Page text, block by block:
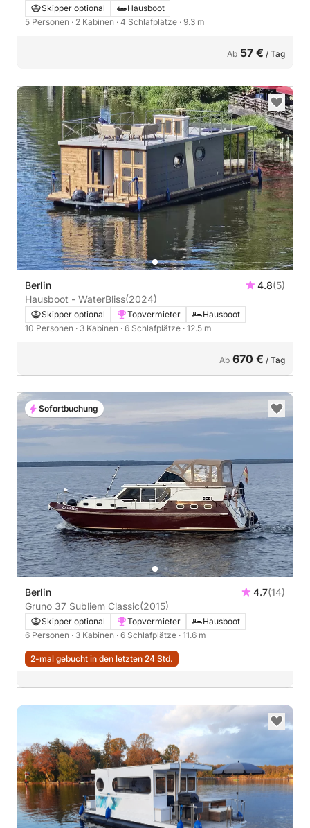
Skipper optional
Hausboot
5 Personen · 2 Kabinen · 4 Schlafplätze · 9.3 m
Ab 57 € / Tag
Berlin 4.8(5)
Hausboot - WaterBliss(2024)
Skipper optional Topvermieter
Hausboot
10 Personen · 3 Kabinen · 6 Schlafplätze · 12.5 m
Ab 670 € / Tag
Berlin 4.7(14)
Gruno 37 Subliem Classic(2015)
Skipper optional Topvermieter
Hausboot
6 Personen · 3 Kabinen · 6 Schlafplätze · 11.6 m
2-mal gebucht in den letzten 24 Std.
Sofortbuchung